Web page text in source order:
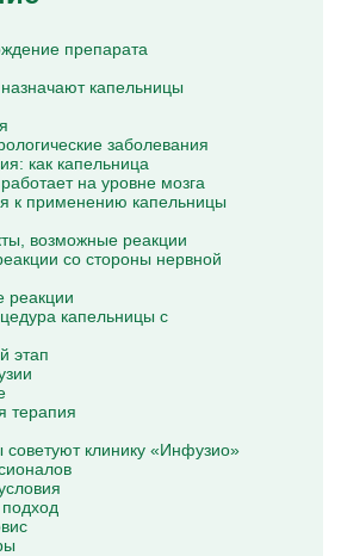
препарата
капельницы
заболевания
как капельница
на уровне мозга
к применению капельницы
возможные реакции
со стороны нервной
реакции
капельницы с
этап
терапия
клинику «Инфузио»